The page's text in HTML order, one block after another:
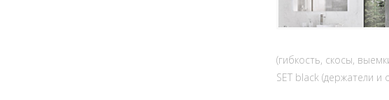
(гибкость, скосы,
SET black (держатели и